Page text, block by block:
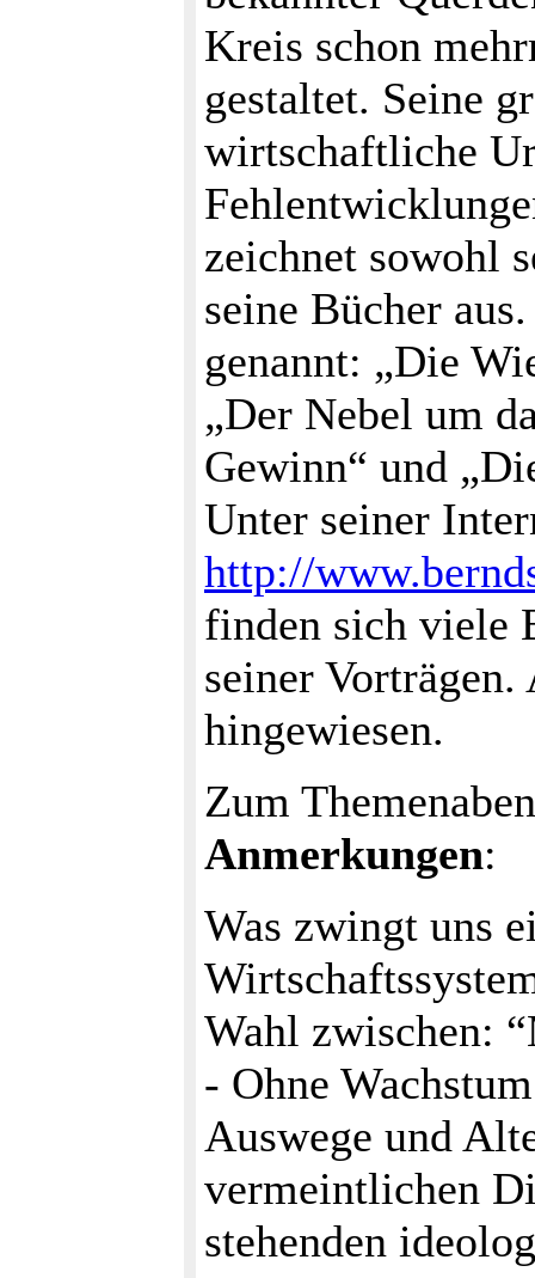
Kreis schon
gestaltet. Seine
wirtschaftliche
zeichnet sowohl
seine Bücher
genannt: „Die
„Der Nebel um
Gewinn“ und
Unter seiner
http://
finden sich viele
seiner
hingewiesen.
Zum
Anmerkungen:
Was zwingt uns
Wahl zwischen:
- Ohne
Auswege und
vermeintlichen
stehenden